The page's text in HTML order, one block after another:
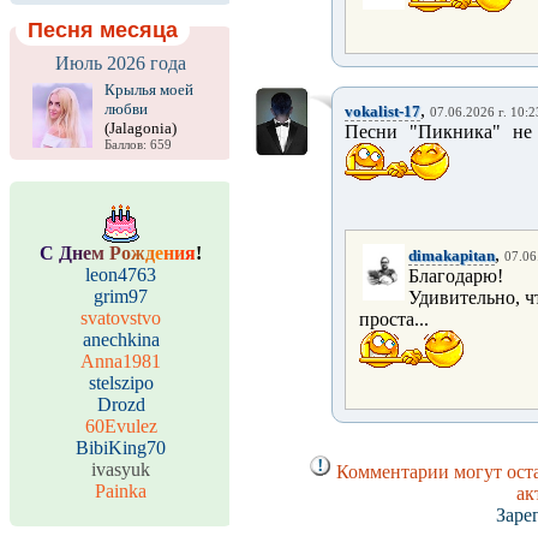
Песня месяца
Июль 2026 года
Крылья моей
любви
(Jalagonia)
Баллов: 659
С Днем Рождения!
leon4763
grim97
svatovstvo
anechkina
Anna1981
stelszipo
Drozd
60Evulez
BibiKing70
ivasyuk
Painka
vokalist-17, 07.06.2026 г.
Песни "Пикника" не
dimakapitan,
Благодарю!
Удивительно,
проста...
Комментарии могут